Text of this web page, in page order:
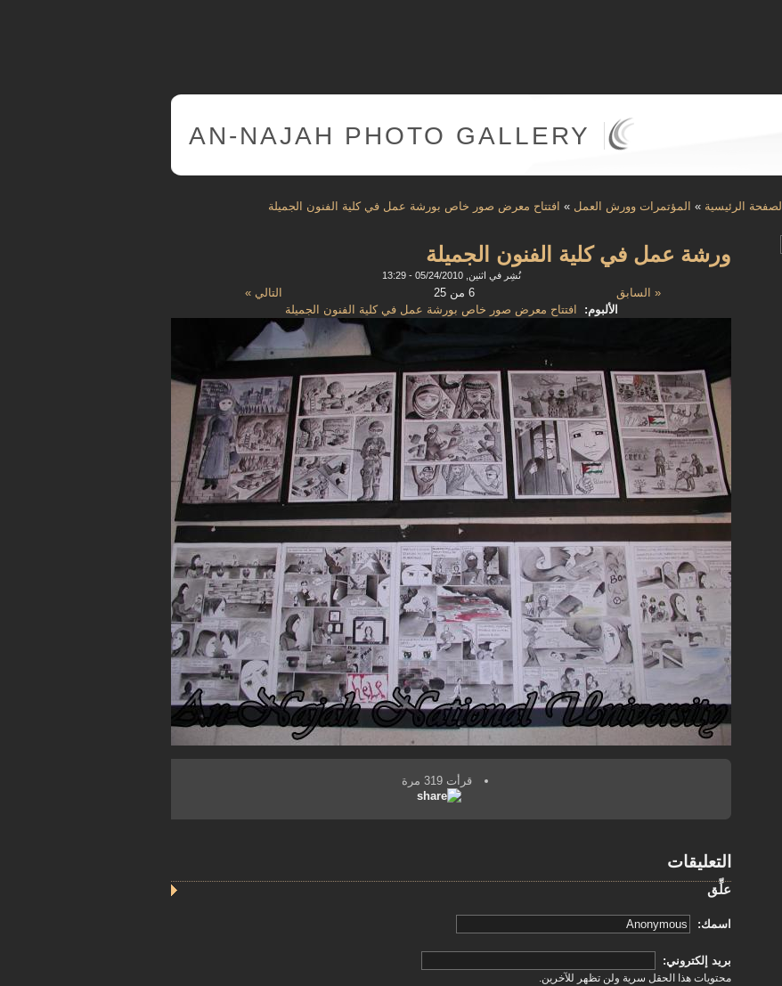
AN-NAJAH PHOTO GALLERY
الصفحة الرئيسية » المؤتمرات وورش العمل » افتتاح معرض صور خاص بورشة عمل في كلية الفنون الجميلة
ورشة عمل في كلية الفنون الجميلة
نُشِر في اثنين, 05/24/2010 - 13:29
« السابق 6 من 25
التالي »
الألبوم:
افتتاح معرض صور خاص بورشة عمل في كلية الفنون الجميلة
قرأت 319 مرة
التعليقات
علِّق
‏اسمك: ‏
‏بريد إلكتروني: ‏
محتويات هذا الحقل سرية ولن تظهر للآخرين.